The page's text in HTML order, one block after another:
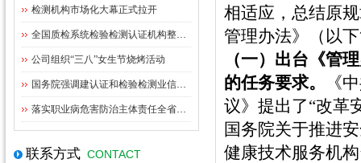
检测机构市场化大幕正式拉开
全国质检系统检验检测认证机构整合指导意见出台
公司组织“三八”女生节烧烤活动
国务院强调建认证和检验检测业信用体系管理
落实职业病危害防治主体责任全省职业卫生监管工作座谈会在九江召开
联系方式 CONTACT
相适应，总结原
管理办法》（以
（一）出台《管
的任务要求。
《
议》提出了“改革
国务院关于推进
健康技术服务机